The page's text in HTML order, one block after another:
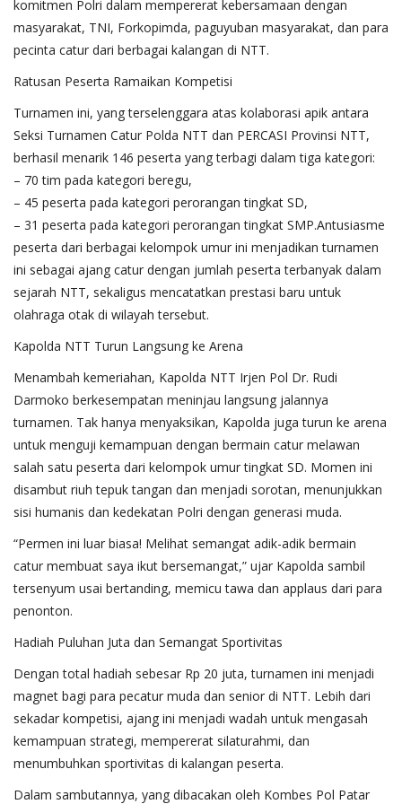
komitmen Polri dalam mempererat kebersamaan dengan
masyarakat, TNI, Forkopimda, paguyuban masyarakat, dan para
pecinta catur dari berbagai kalangan di NTT.
Ratusan Peserta Ramaikan Kompetisi
Turnamen ini, yang terselenggara atas kolaborasi apik antara
Seksi Turnamen Catur Polda NTT dan PERCASI Provinsi NTT,
berhasil menarik 146 peserta yang terbagi dalam tiga kategori:
– 70 tim pada kategori beregu,
– 45 peserta pada kategori perorangan tingkat SD,
– 31 peserta pada kategori perorangan tingkat SMP.Antusiasme
peserta dari berbagai kelompok umur ini menjadikan turnamen
ini sebagai ajang catur dengan jumlah peserta terbanyak dalam
sejarah NTT, sekaligus mencatatkan prestasi baru untuk
olahraga otak di wilayah tersebut.
Kapolda NTT Turun Langsung ke Arena
Menambah kemeriahan, Kapolda NTT Irjen Pol Dr. Rudi
Darmoko berkesempatan meninjau langsung jalannya
turnamen. Tak hanya menyaksikan, Kapolda juga turun ke arena
untuk menguji kemampuan dengan bermain catur melawan
salah satu peserta dari kelompok umur tingkat SD. Momen ini
disambut riuh tepuk tangan dan menjadi sorotan, menunjukkan
sisi humanis dan kedekatan Polri dengan generasi muda.
“Permen ini luar biasa! Melihat semangat adik-adik bermain
catur membuat saya ikut bersemangat,” ujar Kapolda sambil
tersenyum usai bertanding, memicu tawa dan applaus dari para
penonton.
Hadiah Puluhan Juta dan Semangat Sportivitas
Dengan total hadiah sebesar Rp 20 juta, turnamen ini menjadi
magnet bagi para pecatur muda dan senior di NTT. Lebih dari
sekadar kompetisi, ajang ini menjadi wadah untuk mengasah
kemampuan strategi, mempererat silaturahmi, dan
menumbuhkan sportivitas di kalangan peserta.
Dalam sambutannya, yang dibacakan oleh Kombes Pol Patar